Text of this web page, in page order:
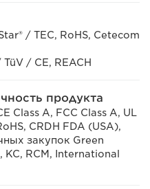
/ TEC, RoHS, Cetecom
/ CE, REACH
продукта
Class A, FCC Class A, UL
CRDH FDA (USA),
закупок Green
RCM, International